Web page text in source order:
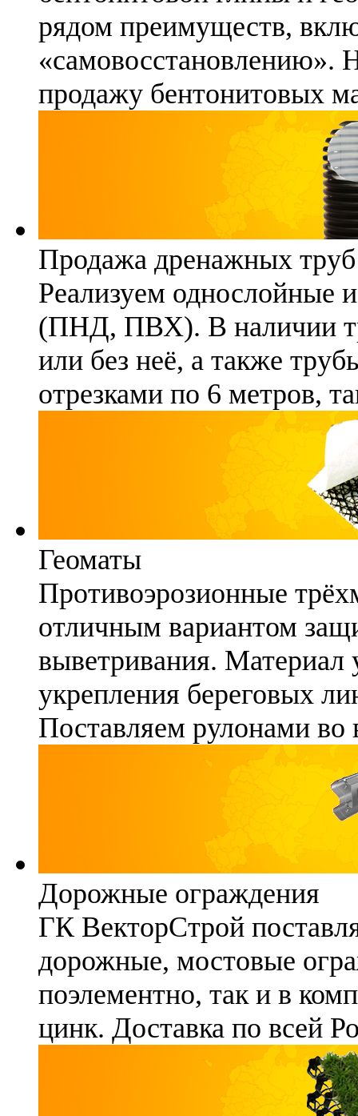
рядом преимуществ,
«самовосстановлению».
продажу бентонитовых
Продажа дренажных труб
Реализуем однослойные
(ПНД, ПВХ). В наличии
или без неё, а также
отрезками по 6 метров,
Геоматы
Противоэрозионные
отличным вариантом
выветривания. Материал
укрепления береговых
Поставляем рулонами
Дорожные ограждения
ГК ВекторСтрой
дорожные, мостовые
поэлементно, так и в
цинк. Доставка по всей